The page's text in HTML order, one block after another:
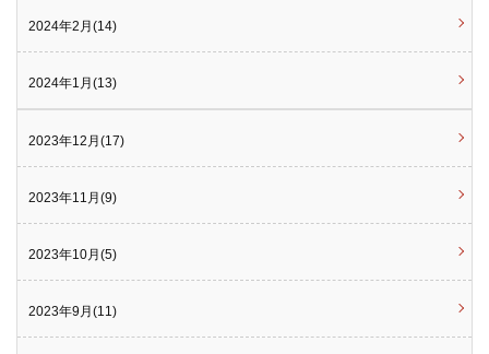
2024年2月(14)
2024年1月(13)
2023年12月(17)
2023年11月(9)
2023年10月(5)
2023年9月(11)